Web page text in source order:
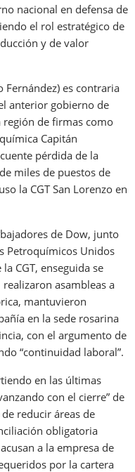
nacional en defensa de
el rol estratégico de
y de valor
Fernández) es contraria
anterior gobierno de
de firmas como
Capitán
pérdida de la
miles de puestos de
la CGT San Lorenzo en
de Dow, junto
Petroquímicos Unidos
CGT, enseguida se
asambleas a
mantuvieron
en la sede rosarina
con el argumento de
“continuidad laboral”.
en las últimas
con el cierre” de
reducir áreas de
obligatoria
a la empresa de
por la cartera